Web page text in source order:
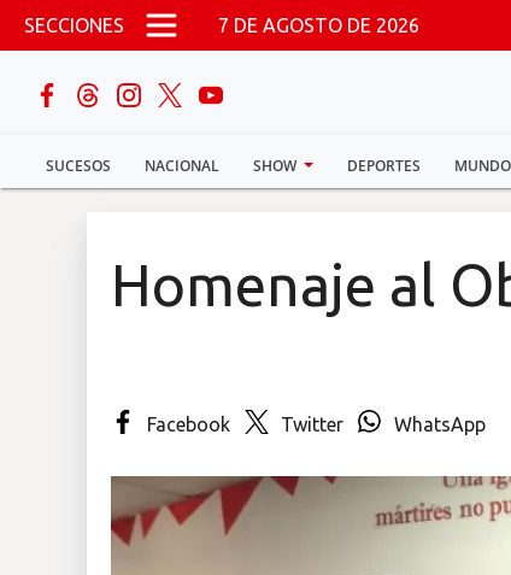
Pasar al contenido principal
SECCIONES 7 DE AGOSTO DE 2026
SUCESOS NACIONAL SHOW DEPORTES MUNDO
buscar
Sucesos
Homenaje al
Facebook Twitter WhatsApp